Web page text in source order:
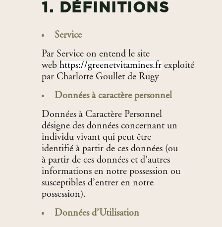
1. DÉFINITIONS
Service
Par Service on entend le site
web https://greenetvitamines.fr exploité
par Charlotte Goullet de Rugy
Données à caractère personnel
Données à Caractère Personnel
désigne des données concernant un
individu vivant qui peut être
identifié à partir de ces données (ou
à partir de ces données et d’autres
informations en notre possession ou
susceptibles d’entrer en notre
possession).
Données d’Utilisation